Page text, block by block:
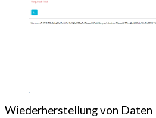
Wiederherstellung von Daten